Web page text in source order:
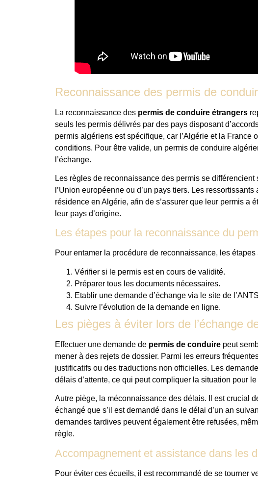
Reconnaissance des permis de
La reconnaissance des permis de conduire étrangers
seuls les permis délivrés par des pays disposant
permis algériens est spécifique, car l’Algérie et la France
conditions. Pour être valide, un permis de conduire
l’échange.
Les règles de reconnaissance des permis se différencient
l’Union européenne ou d’un pays tiers. Les
résidence en Algérie, afin de s’assurer que leur permis a
leur pays d’origine.
Les étapes pour la reconnaissance du
Pour entamer la procédure de reconnaissance, les
Vérifier si le permis est en cours de validité.
Préparer tous les documents nécessaires.
Etablir une demande d’échange via le site de
Suivre l’évolution de la demande en ligne.
Les pièges à éviter lors de l’échange
Effectuer une demande de permis de conduire peut
mener à des rejets de dossier. Parmi les erreurs
justificatifs ou des traductions non officielles. Les
délais d’attente, ce qui peut compliquer la situation pour
Autre piège, la méconnaissance des délais. Il est crucial
échangé que s’il est demandé dans le délai d’un an
demandes tardives peuvent également être refusées,
règle.
Accompagnement et assistance dans les
Pour éviter ces écueils, il est recommandé de se tourner